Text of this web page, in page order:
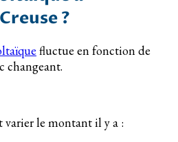
?
fluctue en fonction de
changeant.
varier le montant il y a :